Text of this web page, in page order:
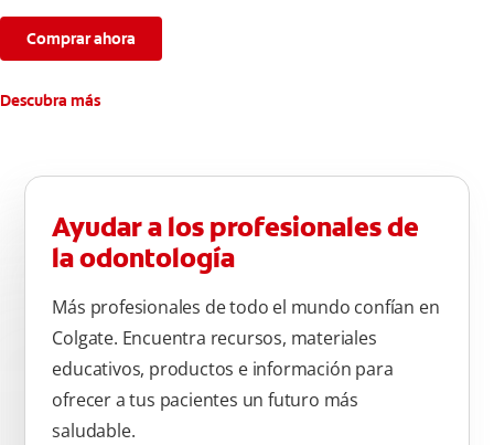
Comprar ahora
Descubra más
Ayudar a los profesionales de
la odontología
Más profesionales de todo el mundo confían en
Colgate. Encuentra recursos, materiales
educativos, productos e información para
ofrecer a tus pacientes un futuro más
saludable.